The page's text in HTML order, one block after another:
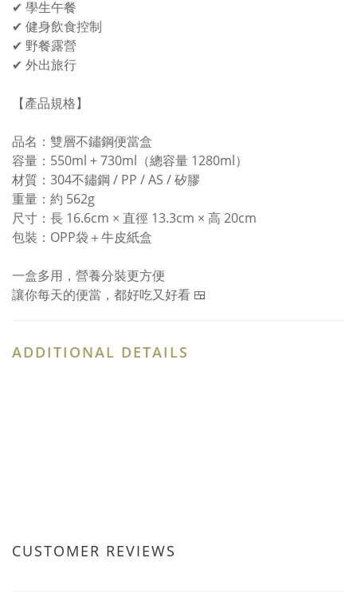
✔ 學生午餐
✔ 健身飲食控制
✔ 野餐露營
✔ 外出旅行
【產品規格】
品名：雙層不鏽鋼便當盒
容量：550ml + 730ml（總容量 1280ml）
材質：304不鏽鋼 / PP / AS / 矽膠
重量：約 562g
尺寸：長 16.6cm × 直徑 13.3cm × 高 20cm
包裝：OPP袋＋牛皮紙盒
一盒多用，營養分裝更方便
讓你每天的便當，都好吃又好看 🍱
ADDITIONAL DETAILS
CUSTOMER REVIEWS